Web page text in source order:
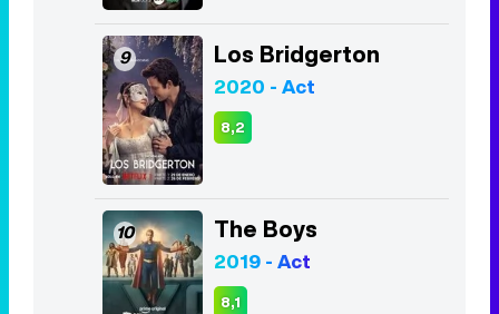
9 Los Bridgerton
2020 - Act
8,2
10 The Boys
2019 - Act
8,1